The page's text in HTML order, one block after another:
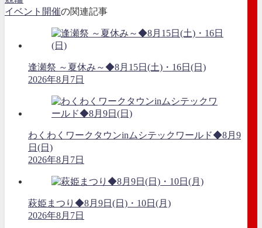
イベント開催の関連記事
逢瀬祭 ～夏休み～◆8月15日(土)・16日(日)
2026年8月7日
わくわくワークタウンinムシテックワールド◆8月9
日(日)
2026年8月7日
萩姫まつり◆8月9日(日)・10日(月)
2026年8月7日